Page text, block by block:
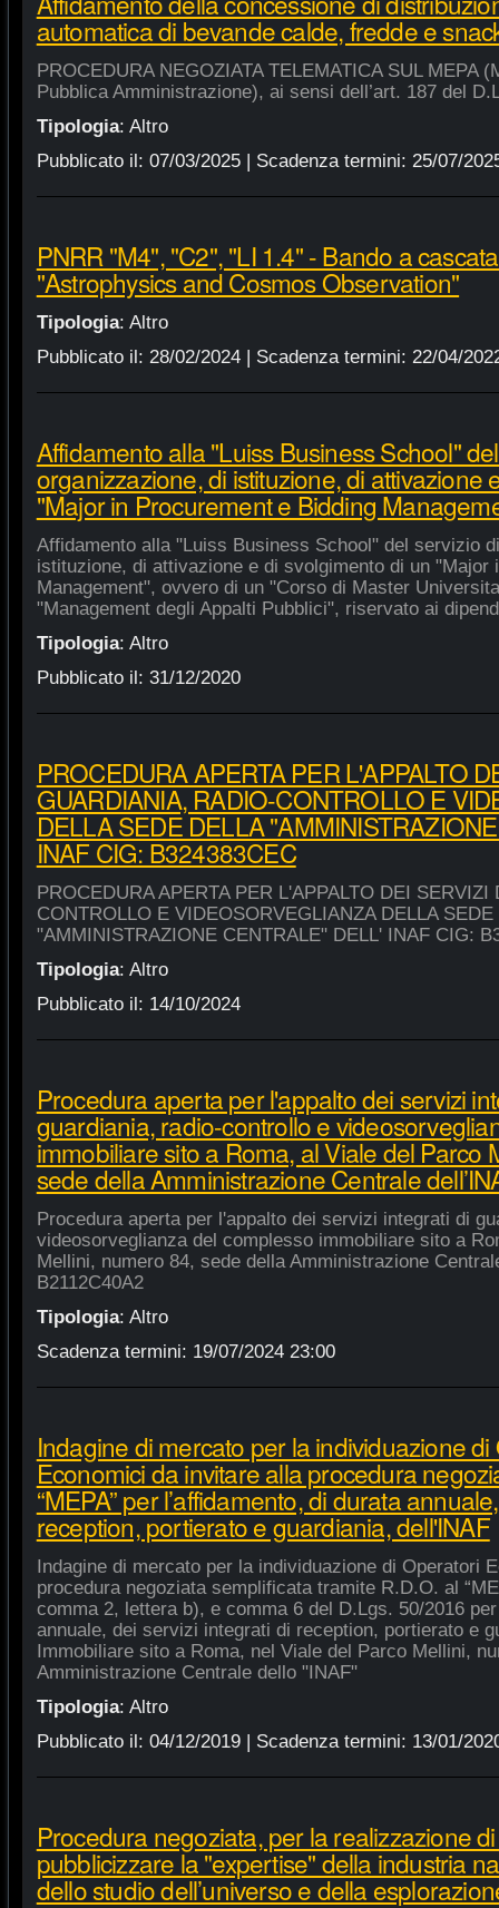
automatica di bevande calde, fredde e
PROCEDURA NEGOZIATA TELEMATICA SUL MEPA
Pubblica Amministrazione), ai sensi dell’art. 187 del
Tipologia: Altro
Pubblicato il: 07/03/2025| Scadenza termini: 25/07/
PNRR "M4", "C2", "LI 1.4" - Bando a
"Astrophysics and Cosmos Observation"
Tipologia: Altro
Pubblicato il: 28/02/2024| Scadenza termini: 22/04/
Affidamento alla "Luiss Business School"
organizzazione, di istituzione, di attivazione
"Major in Procurement e Bidding
Affidamento alla "Luiss Business School" del servizio
istituzione, di attivazione e di svolgimento di un "Major
Management", ovvero di un "Corso di Master
"Management degli Appalti Pubblici", riservato ai
Tipologia: Altro
Pubblicato il: 31/12/2020
PROCEDURA APERTA PER L'APPALTO
GUARDIANIA, RADIO-CONTROLLO E
DELLA SEDE DELLA
INAF CIG: B324383CEC
PROCEDURA APERTA PER L'APPALTO DEI
CONTROLLO E VIDEOSORVEGLIANZA DELLA SEDE
"AMMINISTRAZIONE CENTRALE" DELL' INAF CIG:
Tipologia: Altro
Pubblicato il: 14/10/2024
Procedura aperta per l'appalto dei servizi
guardiania, radio-controllo e
immobiliare sito a Roma, al Viale del Parco
sede della Amministrazione Centrale
Procedura aperta per l'appalto dei servizi integrati di
videosorveglianza del complesso immobiliare sito a
Mellini, numero 84, sede della Amministrazione
B2112C40A2
Tipologia: Altro
Scadenza termini: 19/07/2024 23:00
Indagine di mercato per la individuazione
Economici da invitare alla procedura
“MEPA” per l’affidamento, di durata
reception, portierato e guardiania, dell'INAF
Indagine di mercato per la individuazione di Operatori
procedura negoziata semplificata tramite R.D.O. al
comma 2, lettera b), e comma 6 del D.Lgs. 50/2016
annuale, dei servizi integrati di reception, portierato e
Immobiliare sito a Roma, nel Viale del Parco Mellini,
Amministrazione Centrale dello "INAF"
Tipologia: Altro
Pubblicato il: 04/12/2019| Scadenza termini: 13/01/
Procedura negoziata, per la realizzazione
pubblicizzare la "expertise" della industria
dello studio dell’universo e della